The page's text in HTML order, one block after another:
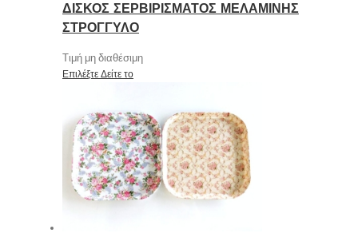
ΔΙΣΚΟΣ ΣΕΡΒΙΡΙΣΜΑΤΟΣ ΜΕΛΑΜΙΝΗΣ
ΣΤΡΟΓΓΥΛΟ
Τιμή μη διαθέσιμη
Επιλέξτε Δείτε το